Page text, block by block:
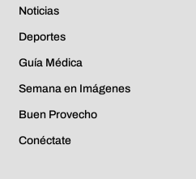
Noticias
Deportes
Guía Médica
Semana en Imágenes
Buen Provecho
Conéctate